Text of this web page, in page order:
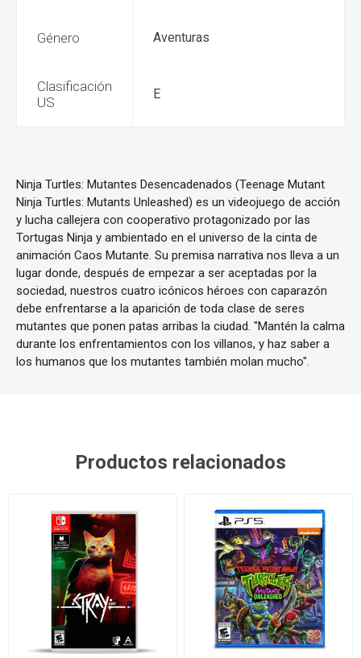
Género Aventuras
Clasificación
US
E
Ninja Turtles: Mutantes Desencadenados (Teenage Mutant
Ninja Turtles: Mutants Unleashed) es un videojuego de acción
y lucha callejera con cooperativo protagonizado por las
Tortugas Ninja y ambientado en el universo de la cinta de
animación Caos Mutante. Su premisa narrativa nos lleva a un
lugar donde, después de empezar a ser aceptadas por la
sociedad, nuestros cuatro icónicos héroes con caparazón
debe enfrentarse a la aparición de toda clase de seres
mutantes que ponen patas arribas la ciudad. "Mantén la calma
durante los enfrentamientos con los villanos, y haz saber a
los humanos que los mutantes también molan mucho".
Productos relacionados